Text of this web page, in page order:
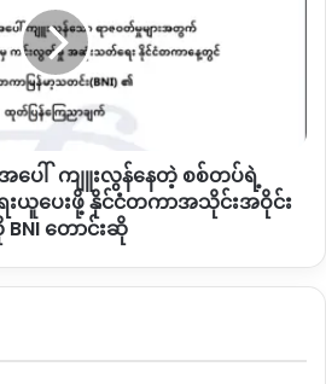
ကောင်းသုံးရတာ
ပြောပါတယ်။
စစ်ကောင်စီတပ်က ကြိုဆိုတဲ့အစီစဉ်
ားတွေပေးအပ်ခဲ့တယ်လို့လည်း ဖော်ပြ
င်း အဖက်ဖက်ကနေ အထိနာနေတဲ့စစ်
ရှိတဲ့ ကာကွယ်ရေးတပ်တွေကို မက်လုံး
ေါ်နေတာလည်းဖြစ်ပါတယ်။
အပေါ် ကျူးလွန်နေတဲ့ စစ်တပ်ရဲ့
ယူပေးဖို့ နိုင်ငံတကာအသိုင်းအဝိုင်း
တောင်းဆို